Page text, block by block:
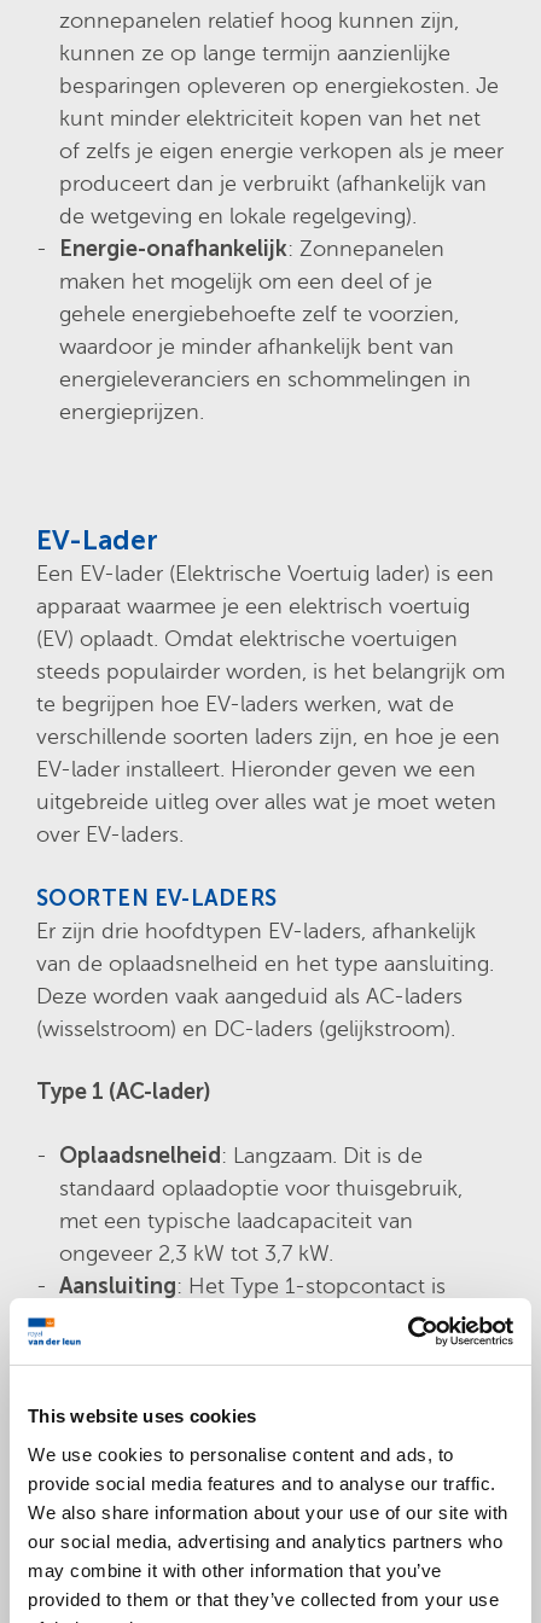
This website uses cookies
We use cookies to personalise content and ads, to
provide social media features and to analyse our traffic.
We also share information about your use of our site with
our social media, advertising and analytics partners who
may combine it with other information that you’ve
provided to them or that they’ve collected from your use
zonnepanelen relatief hoog kunnen zijn,
kunnen ze op lange termijn aanzienlijke
besparingen opleveren op energiekosten. Je
kunt minder elektriciteit kopen van het net
of zelfs je eigen energie verkopen als je meer
produceert dan je verbruikt (afhankelijk van
de wetgeving en lokale regelgeving).
Energie-onafhankelijk: Zonnepanelen
maken het mogelijk om een deel of je
gehele energiebehoefte zelf te voorzien,
waardoor je minder afhankelijk bent van
energieleveranciers en schommelingen in
energieprijzen.
EV-Lader
Een EV-lader (Elektrische Voertuig lader) is een
apparaat waarmee je een elektrisch voertuig
(EV) oplaadt. Omdat elektrische voertuigen
steeds populairder worden, is het belangrijk om
te begrijpen hoe EV-laders werken, wat de
verschillende soorten laders zijn, en hoe je een
EV-lader installeert. Hieronder geven we een
uitgebreide uitleg over alles wat je moet weten
over EV-laders.
SOORTEN EV-LADERS
Er zijn drie hoofdtypen EV-laders, afhankelijk
van de oplaadsnelheid en het type aansluiting.
Deze worden vaak aangeduid als AC-laders
(wisselstroom) en DC-laders (gelijkstroom).
Type 1 (AC-lader)
Oplaadsnelheid: Langzaam. Dit is de
standaard oplaadoptie voor thuisgebruik,
met een typische laadcapaciteit van
ongeveer 2,3 kW tot 3,7 kW.
Aansluiting: Het Type 1-stopcontact is
meestal te vinden op het standaard
huishoudelijke stopcontact (230 V), maar
Gebruik : Dit type lader wordt vaak gebruikt
voor langzaam opladen thuis, vooral bij
oudere voertuigen. Het is de meest
eenvoudige vorm van opladen, maar het
duurt langer om een voertuig volledig op te
laden.